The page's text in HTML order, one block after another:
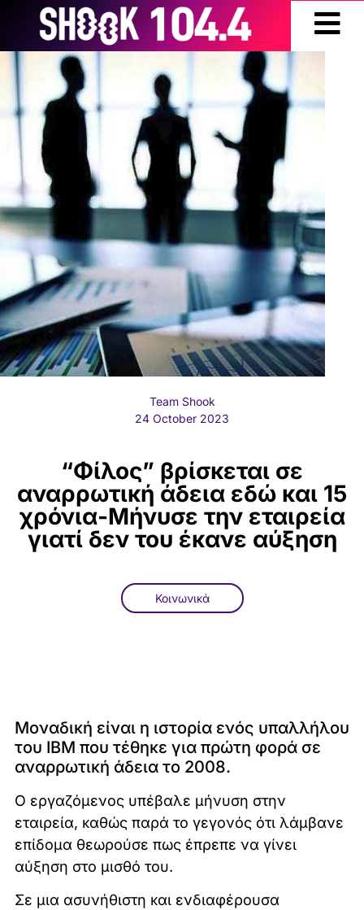
Team Shook
24 October 2023
“Φίλος” βρίσκεται σε
αναρρωτική άδεια εδώ και 15
χρόνια-Μήνυσε την εταιρεία
γιατί δεν του έκανε αύξηση
Κοινωνικά
Μοναδική είναι η ιστορία ενός υπαλλήλου
του IBM που τέθηκε για πρώτη φορά σε
αναρρωτική άδεια το 2008.
Ο εργαζόμενος υπέβαλε μήνυση στην
εταιρεία, καθώς παρά το γεγονός ότι λάμβανε
επίδομα θεωρούσε πως έπρεπε να γίνει
αύξηση στο μισθό του.
Σε μια ασυνήθιστη και ενδιαφέρουσα